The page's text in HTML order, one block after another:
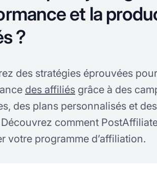
et la
?
des stratégies éprouvées
des affiliés grâce à des
des plans personnalisés et
comment
votre programme d’affiliation.